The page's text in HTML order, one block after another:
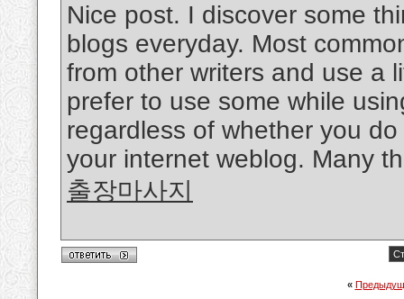
Nice post. I discover some
blogs everyday. Most
from other writers and use a
prefer to use some while
regardless of whether you
your internet weblog. Many
출장마사지
«